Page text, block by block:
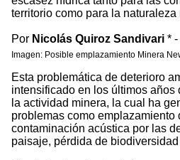
territorio como para la naturaleza
Por Nicolás Quiroz Sandivari *
Imagen: Posible emplazamiento Minera
Esta problemática de deterioro
intensificado en los últimos
la actividad minera, la cual ha
problemas como emplazamiento
contaminación acústica por las
paisaje, pérdida de